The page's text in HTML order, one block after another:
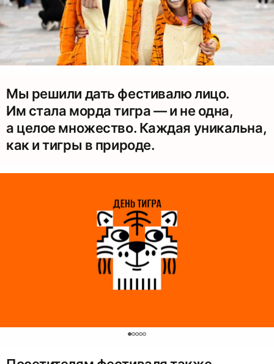
Мы решили дать фестивалю лицо.
Им стала морда тигра — и не одна,
а целое множество. Каждая уникальна,
как и тигры в природе.